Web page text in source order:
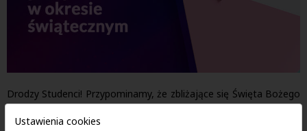
Drodzy Studenci! Przypominamy, że zbliżające się Święta Bożego
Narodzenia wiążą się z długą przerwą świąteczną, trwającą ażod
24 grudnia 2022r. do 12 stycznia 2023r.!
Ustawienia cookies